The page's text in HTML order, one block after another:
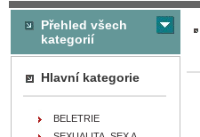
Přehled všech
kategorií
Hlavní kategorie
BELETRIE